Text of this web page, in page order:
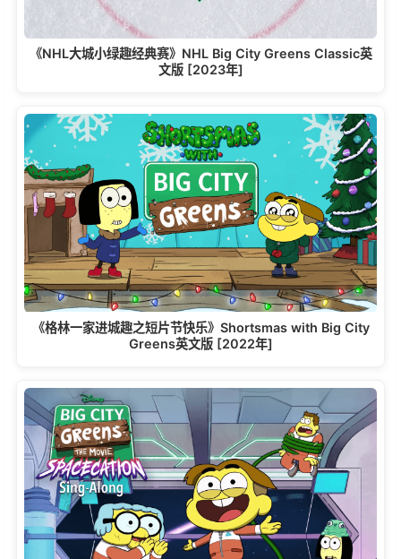
《NHL大城小绿趣经典赛》NHL Big City Greens Classic英
文版 [2023年]
《格林一家进城趣之短片节快乐》Shortsmas with Big City
Greens英文版 [2022年]